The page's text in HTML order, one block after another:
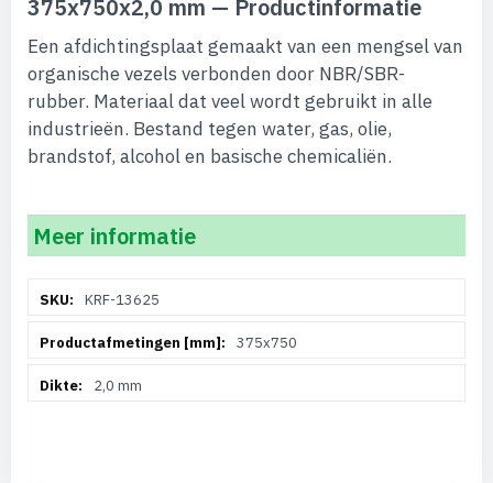
375x750x2,0 mm — Productinformatie
Een afdichtingsplaat gemaakt van een mengsel van
organische vezels verbonden door NBR/SBR-
rubber. Materiaal dat veel wordt gebruikt in alle
industrieën. Bestand tegen water, gas, olie,
brandstof, alcohol en basische chemicaliën.
Meer informatie
informatieKRF-13625
375x750
2,0 mm